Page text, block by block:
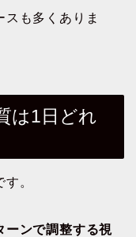
も多くありま
は1日どれ
。
ーンで調整する視